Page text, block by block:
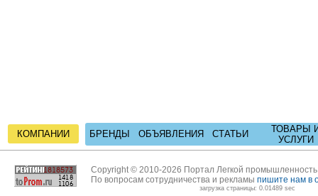
КОМПАНИИ БРЕНДЫ ОБЪЯВЛЕНИЯ СТАТЬИ
ТОВАРЫ
УСЛУГИ
Copyright © 2010-2026 Портал Легкой
По вопросам сотрудничества и рекламы пишите нам в
загрузка страницы: 0.01489 sec